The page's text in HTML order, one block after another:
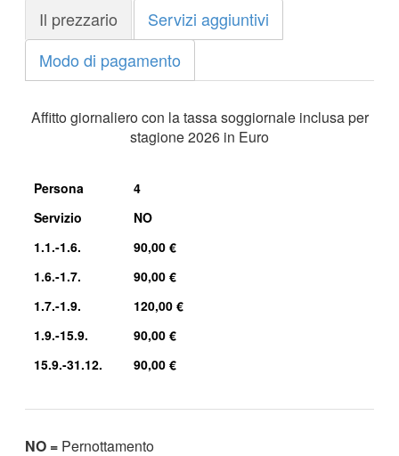
Il prezzario
Servizi aggiuntivi
Modo di pagamento
Affitto giornaliero con la tassa soggiornale inclusa per
stagione 2026 in Euro
Persona
4
Servizio
NO
1.1.-1.6.
90,00 €
1.6.-1.7.
90,00 €
1.7.-1.9.
120,00 €
1.9.-15.9.
90,00 €
15.9.-31.12.
90,00 €
NO = Pernottamento